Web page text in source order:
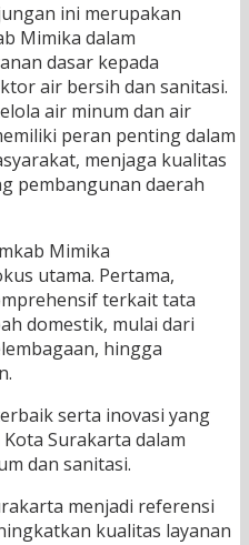
ini merupakan
Mimika dalam
dasar kepada
air bersih dan sanitasi.
air minum dan air
peran penting dalam
menjaga kualitas
pembangunan daerah
Mimika
utama. Pertama,
terkait tata
domestik, mulai dari
hingga
serta inovasi yang
Surakarta dalam
dan sanitasi.
menjadi referensi
kualitas layanan